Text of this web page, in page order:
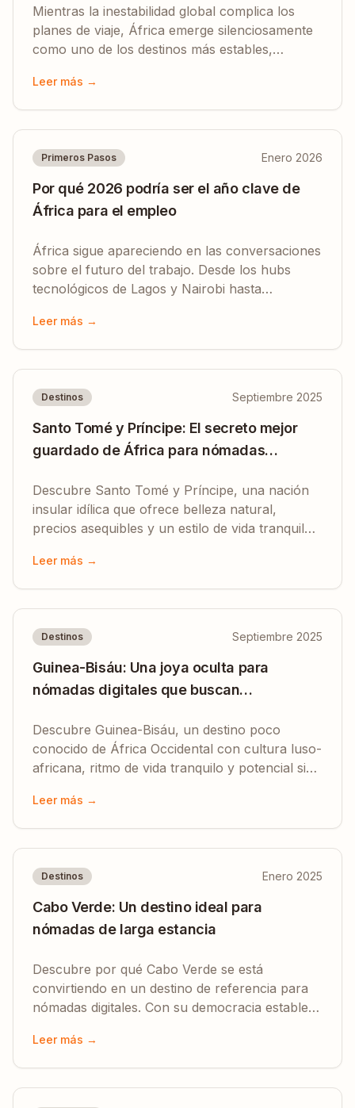
Mientras la inestabilidad global complica los
planes de viaje, África emerge silenciosamente
como uno de los destinos más estables,
Leer más →
Primeros Pasos Enero 2026
Por qué 2026 podría ser el año clave de
África para el empleo
África sigue apareciendo en las conversaciones
sobre el futuro del trabajo. Desde los hubs
tecnológicos de Lagos y Nairobi hasta
la economía creativa.
Leer más →
Destinos Septiembre 2025
Santo Tomé y Príncipe: El secreto mejor
guardado de África para nómadas
Descubre Santo Tomé y Príncipe, una nación
insular idílica que ofrece belleza natural,
precios asequibles y un estilo de vida tranquilo
Leer más →
Destinos Septiembre 2025
Guinea-Bisáu: Una joya oculta para
nómadas digitales que buscan
Descubre Guinea-Bisáu, un destino poco
conocido de África Occidental con cultura luso-
africana, ritmo de vida tranquilo y potencial sin
Leer más →
Destinos Enero 2025
Cabo Verde: Un destino ideal para
nómadas de larga estancia
Descubre por qué Cabo Verde se está
convirtiendo en un destino de referencia para
nómadas digitales. Con su democracia estable,
Leer más →